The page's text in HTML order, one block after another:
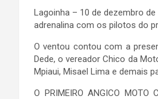
Lagoinha – 10 de dezembro
adrenalina com os pilotos do
O ventou contou com a
Dede, o vereador Chico da
Mpiaui, Misael Lima e demais
O PRIMEIRO ANGICO